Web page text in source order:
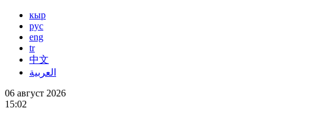
кыр
рус
eng
tr
中文
العربية
06 август 2026
15:02